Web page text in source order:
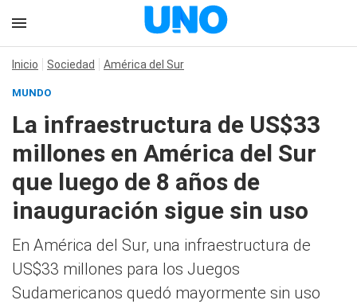
Inicio Sociedad América del Sur
MUNDO
La infraestructura de US$33
millones en América del Sur
que luego de 8 años de
inauguración sigue sin uso
En América del Sur, una infraestructura de
US$33 millones para los Juegos
Sudamericanos quedó mayormente sin uso